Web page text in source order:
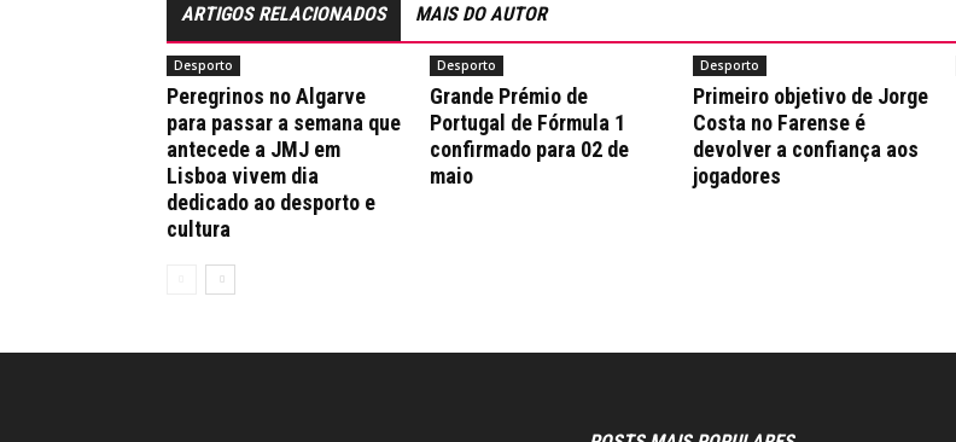
ARTIGOS RELACIONADOS MAIS DO AUTOR
Desporto
Peregrinos no Algarve
para passar a semana que
antecede a JMJ em
Lisboa vivem dia
dedicado ao desporto e
cultura
Desporto
Grande Prémio de
Portugal de Fórmula 1
confirmado para 02 de
maio
Desporto
Primeiro objetivo de Jorge
Costa no Farense é
devolver a confiança aos
jogadores